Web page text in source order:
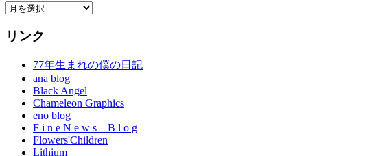
Archives
リンク
77年生まれの僕の日記
ana blog
Black Angel
Chameleon Graphics
eno blog
F i n e N e w s – B l o g
Flowers'Children
Lithium